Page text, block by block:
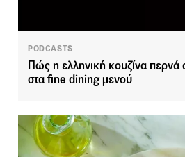
PODCASTS
Πώς η ελληνική κουζίνα περνά
στα fine dining μενού